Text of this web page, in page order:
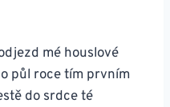
mé houslové
půl roce tím prvním
do srdce té